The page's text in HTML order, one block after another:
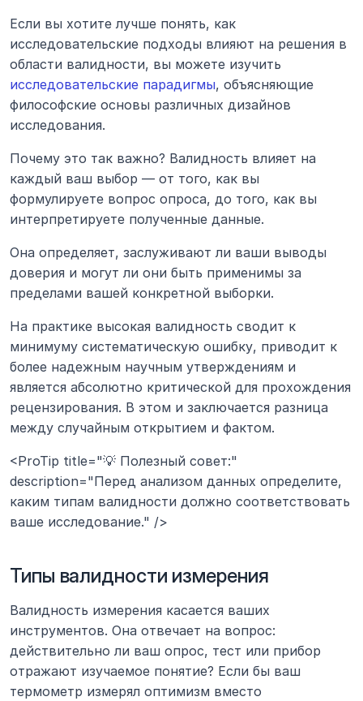
Если вы хотите лучше понять, как
исследовательские подходы влияют на решения в
исследовательские парадигмы, объясняющие
философские основы различных дизайнов
исследования.
Почему это так важно? Валидность влияет на
каждый ваш выбор — от того, как вы
формулируете вопрос опроса, до того, как вы
интерпретируете полученные данные.
Она определяет, заслуживают ли ваши выводы
доверия и могут ли они быть применимы за
пределами вашей конкретной выборки.
На практике высокая валидность сводит к
минимуму систематическую ошибку, приводит к
более надежным научным утверждениям и
является абсолютно критической для прохождения
рецензирования. В этом и заключается разница
между случайным открытием и фактом.
<ProTip title="💡 Полезный совет:"
description="Перед анализом данных определите,
каким типам валидности должно соответствовать
ваше исследование." />
Типы валидности измерения
Валидность измерения касается ваших
инструментов. Она отвечает на вопрос:
действительно ли ваш опрос, тест или прибор
отражают изучаемое понятие? Если бы ваш
термометр измерял оптимизм вместо